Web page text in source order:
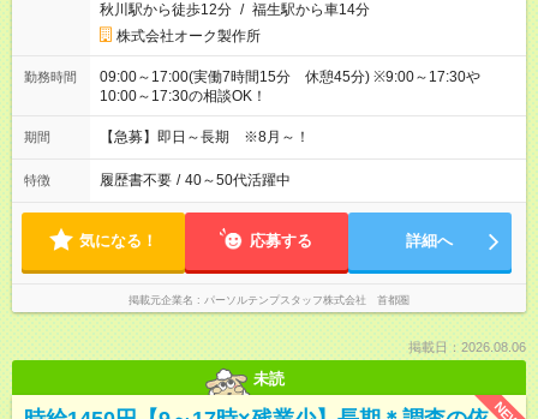
秋川駅から徒歩12分 / 福生駅から車14分
株式会社オーク製作所
勤務時間
09:00～17:00(実働7時間15分 休憩45分) ※9:00～17:30や
10:00～17:30の相談OK！
期間 【急募】即日～長期 ※8月～！
特徴 履歴書不要 / 40～50代活躍中
気になる！ 応募する 詳細へ
掲載元企業名 パーソルテンプスタッフ株式会社 首都圏
掲載日：2026.08.06
未読